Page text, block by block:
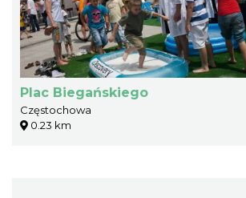
Plac Biegańskiego
Częstochowa
0.23 km